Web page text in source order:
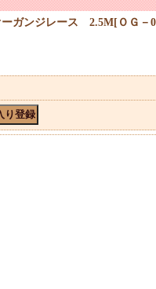
ガンジレース 2.5M[ ＯＧ－